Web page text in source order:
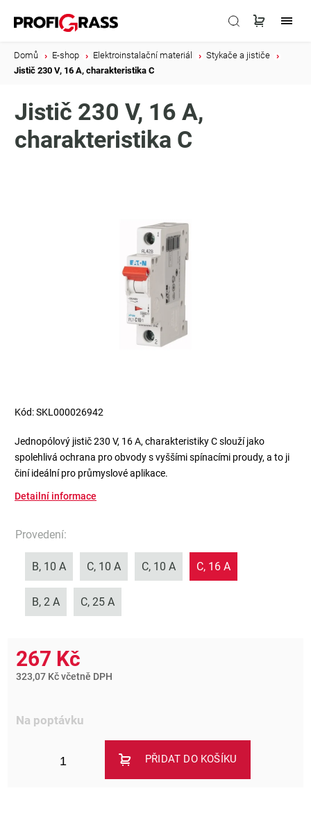
Domů E-shop Elektroinstalační materiál Stykače a jističe
Jistič 230 V, 16 A, charakteristika C
Jistič 230 V, 16 A,
charakteristika C
Kód:SKL000026942
Jednopólový jistič 230 V, 16 A, charakteristiky C slouží jako
spolehlivá ochrana pro obvody s vyššími spínacími proudy, a to ji
činí ideální pro průmyslové aplikace.
Detailní informace
Provedení:
B, 10 A C, 10 A C, 10 A C, 16 A
B, 2 A C, 25 A
267 Kč
323,07 Kč včetně DPH
Na poptávku
PŘIDAT DO KOŠÍKU